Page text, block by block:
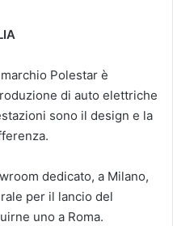
Polestar è
di auto elettriche
sono il design e la
dedicato, a Milano,
per il lancio del
uno a Roma.